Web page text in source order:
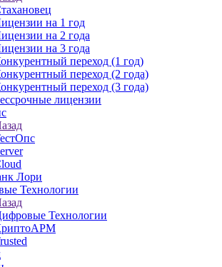
на 1 год
на 2 года
на 3 года
переход (1 год)
переход (2 года)
переход (3 года)
лицензии
Лори
Технологии
Технологии